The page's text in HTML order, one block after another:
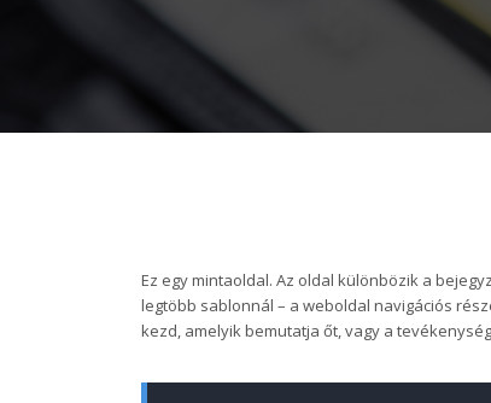
Ez egy mintaoldal. Az oldal különbözik a
legtöbb sablonnál – a weboldal navigációs
kezd, amelyik bemutatja őt, vagy a